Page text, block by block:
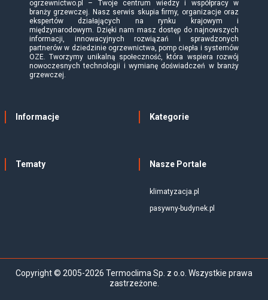
ogrzewnictwo.pl – Twoje centrum wiedzy i współpracy w
branży grzewczej. Nasz serwis skupia firmy, organizacje oraz
ekspertów działających na rynku krajowym i
międzynarodowym. Dzięki nam masz dostęp do najnowszych
informacji, innowacyjnych rozwiązań i sprawdzonych
partnerów w dziedzinie ogrzewnictwa, pomp ciepła i systemów
OZE. Tworzymy unikalną społeczność, która wspiera rozwój
nowoczesnych technologii i wymianę doświadczeń w branży
grzewczej.
Informacje Kategorie
Tematy Nasze Portale
klimatyzacja.pl
pasywny-budynek.pl
Copyright © 2005-2026 Termoclima Sp. z o.o. Wszystkie prawa
zastrzeżone.